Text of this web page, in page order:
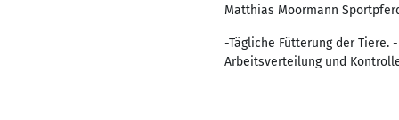
Matthias Moormann
-Tägliche Fütterung der
Arbeitsverteilung und